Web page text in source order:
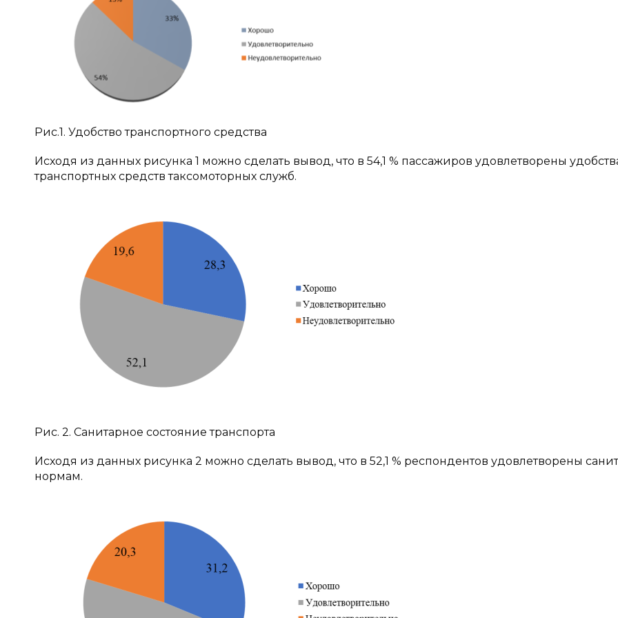
Рис.1. Удобство транспортного средства
Исходя из данных рисунка 1 можно сделать вывод, что в 54,1 % пассажиров удовлетворены
транспортных средств таксомоторных служб.
Рис. 2. Санитарное состояние транспорта
Исходя из данных рисунка 2 можно сделать вывод, что в 52,1 % респондентов удовлетворены
нормам.